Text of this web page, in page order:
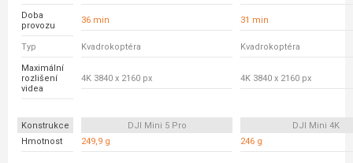
Doba
provozu
36 min 31 min
Typ Kvadrokoptéra Kvadrokoptéra
Maximální
rozlišení
videa
4K 3840 x 2160 px 4K 3840 x 2160 px
Konstrukce DJI Mini 5 Pro
DJI Mini 4K
Hmotnost
249,9 g 246 g